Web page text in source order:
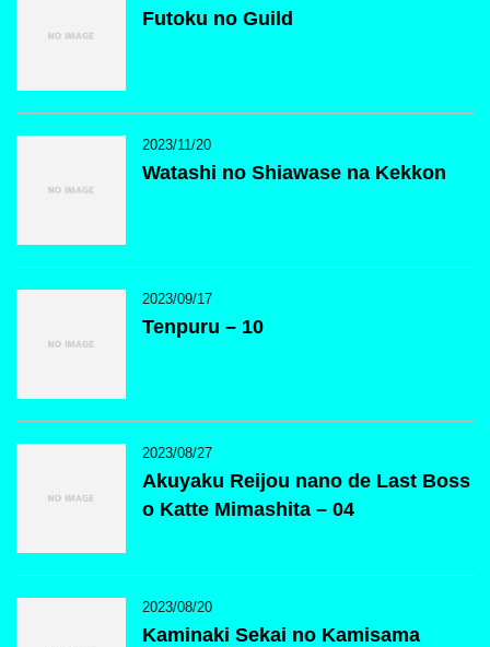
Futoku no Guild
2023/11/20
Watashi no Shiawase na Kekkon
2023/09/17
Tenpuru – 10
2023/08/27
Akuyaku Reijou nano de Last Boss
o Katte Mimashita – 04
2023/08/20
Kaminaki Sekai no Kamisama